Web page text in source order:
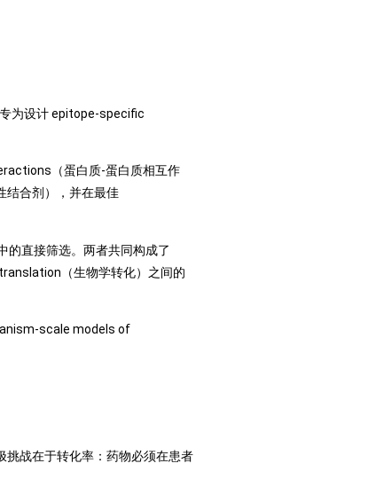
为设计 epitope-specific
（蛋白质-蛋白质相互作
结合剂），并在最佳
的直接筛选。两者共同构成了
（生物学转化）之间的
scale models of
挑战在于转化率：药物必须在患者